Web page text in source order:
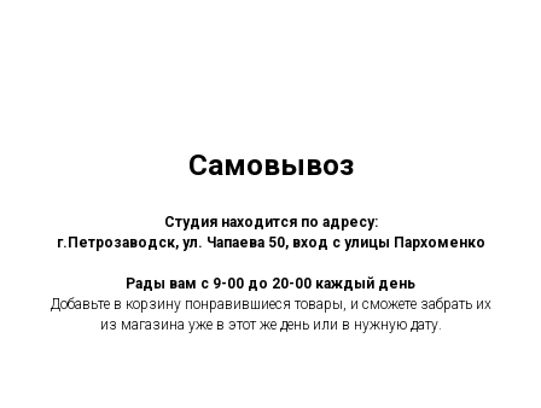
Самовывоз
Студия находится по адресу:
г.Петрозаводск, ул. Чапаева 50, вход с улицы Пархоменко
Рады вам с 9-00 до 20-00 каждый день
Добавьте в корзину понравившиеся товары, и сможете забрать их
из магазина уже в этот же день или в нужную дату.